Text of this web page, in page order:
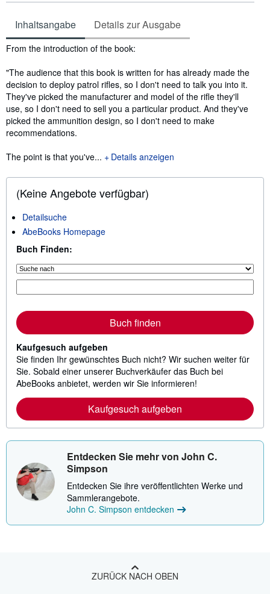
Inhaltsangabe Details zur Ausgabe
Inhaltsangabe
From the introduction of the book:
"The audience that this book is written for has already made the
decision to deploy patrol rifles, so I don't need to talk you into it.
They've picked the manufacturer and model of the rifle they'll
use, so I don't need to sell you a particular product. And they've
picked the ammunition design, so I don't need to make
recommendations.
The point is that you've...
Details anzeigen
(Keine Angebote verfügbar)
Detailsuche
AbeBooks Homepage
Buch Finden:
Buch finden
Kaufgesuch aufgeben
Sie finden Ihr gewünschtes Buch nicht? Wir suchen weiter für
Sie. Sobald einer unserer Buchverkäufer das Buch bei
AbeBooks anbietet, werden wir Sie informieren!
Kaufgesuch aufgeben
Entdecken Sie mehr von John C.
Simpson
Entdecken Sie ihre veröffentlichten Werke und
Sammlerangebote.
John C. Simpson entdecken
ZURÜCK NACH OBEN